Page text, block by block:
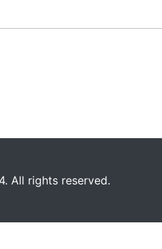
All rights reserved.